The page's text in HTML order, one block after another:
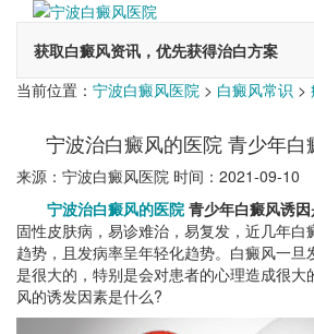
获取白癜风资讯，优先获得治白方案
当前位置： 宁波白癜风医院 > 白癜风常识 >
宁波治白癜风的医院 青少年白
来源：宁波白癜风医院 时间：2021-09-10
宁波治白癜风的医院青少年白癜风诱因
固性皮肤病，易诊难治，易复发，近几年白
趋势，且发病率呈年轻化趋势。白癜风一旦
是很大的，特别是会对患者的心理造成很大
风的诱发因素是什么?